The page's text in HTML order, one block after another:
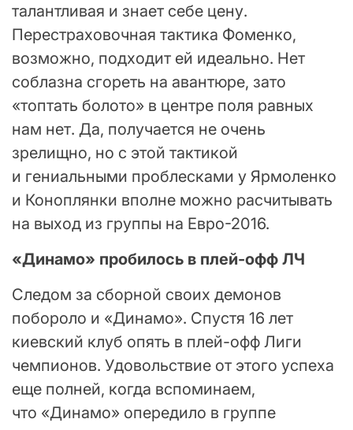
талантливая и знает себе цену.
Перестраховочная тактика Фоменко,
возможно, подходит ей идеально. Нет
соблазна сгореть на авантюре, зато
«топтать болото» в центре поля равных
нам нет. Да, получается не очень
зрелищно, но с этой тактикой
и гениальными проблесками у Ярмоленко
и Коноплянки вполне можно расчитывать
на выход из группы на Евро-2016.
«Динамо» пробилось в плей-офф ЛЧ
Следом за сборной своих демонов
побороло и «Динамо». Спустя 16 лет
киевский клуб опять в плей-офф Лиги
чемпионов. Удовольствие от этого успеха
еще полней, когда вспоминаем,
что «Динамо» опередило в группе